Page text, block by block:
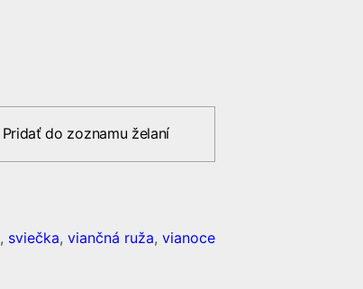
Pridať do zoznamu želaní
, sviečka, viančná ruža, vianoce